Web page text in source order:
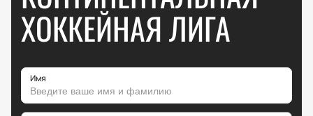
ХОККЕЙНАЯ ЛИГА
Имя